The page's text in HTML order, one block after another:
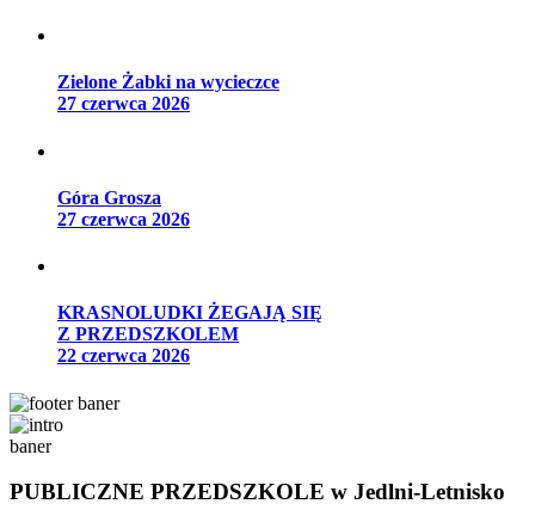
Zielone Żabki na wycieczce
27 czerwca 2026
Góra Grosza
27 czerwca 2026
KRASNOLUDKI ŻEGAJĄ SIĘ
Z PRZEDSZKOLEM
22 czerwca 2026
PUBLICZNE PRZEDSZKOLE w Jedlni-Letnisko